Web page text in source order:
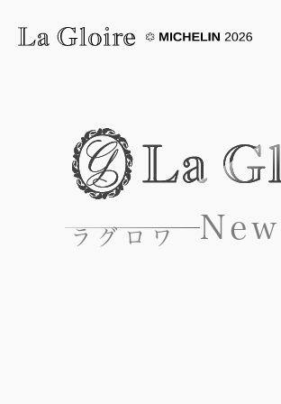
ラ グ ロ ワ